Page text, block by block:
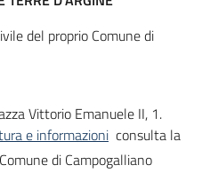
del proprio Comune di
Vittorio Emanuele II, 1.
e informazioni consulta la
di Campogalliano